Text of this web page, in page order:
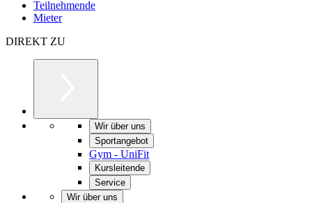
Teilnehmende
Mieter
DIREKT ZU
Wir über uns
Sportangebot
Gym - UniFit
Kursleitende
Service
Wir über uns